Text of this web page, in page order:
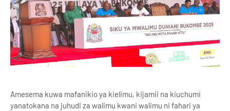
Amesema kuwa mafanikio ya kielimu, kijamii na kiuchumi
yanatokana na juhudi za walimu kwani walimu ni fahari ya